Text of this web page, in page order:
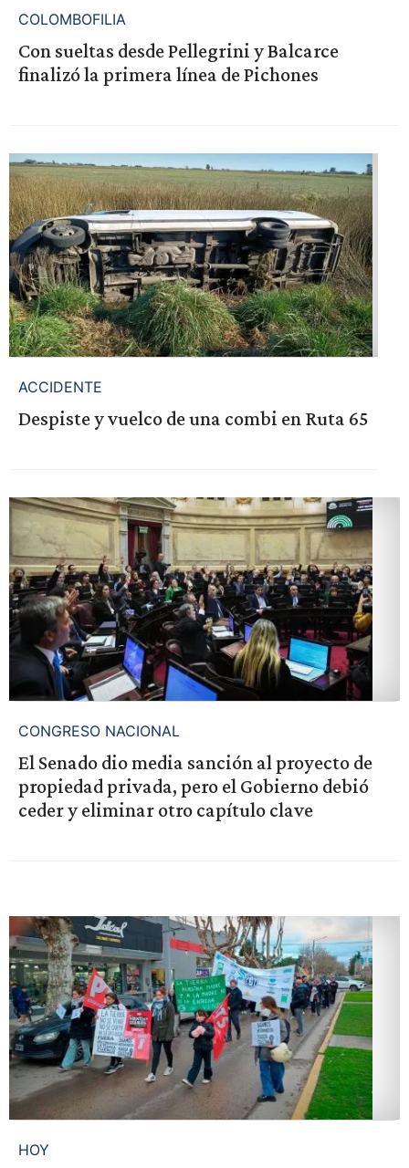
COLOMBOFILIA
Con sueltas desde Pellegrini y Balcarce
finalizó la primera línea de Pichones
ACCIDENTE
Despiste y vuelco de una combi en Ruta 65
CONGRESO NACIONAL
El Senado dio media sanción al proyecto de
propiedad privada, pero el Gobierno debió
ceder y eliminar otro capítulo clave
HOY